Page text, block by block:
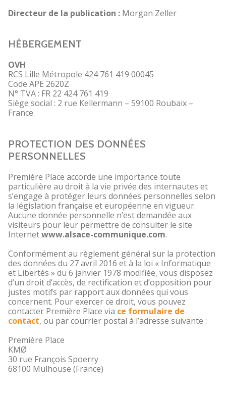
Directeur de la publication : Morgan Zeller
HÉBERGEMENT
OVH
RCS Lille Métropole 424 761 419 00045
Code APE 2620Z
N° TVA : FR 22 424 761 419
Siège social : 2 rue Kellermann – 59100 Roubaix –
France
PROTECTION DES DONNÉES
PERSONNELLES
Première Place accorde une importance toute
particulière au droit à la vie privée des internautes et
s’engage à protéger leurs données personnelles selon
la législation française et européenne en vigueur.
Aucune donnée personnelle n’est demandée aux
visiteurs pour leur permettre de consulter le site
Internetwww.alsace-communique.com.
Conformément au règlement général sur la protection
des données du 27 avril 2016 et à la loi « Informatique
et Libertés » du 6 janvier 1978 modifiée, vous disposez
d’un droit d’accès, de rectification et d’opposition pour
justes motifs par rapport aux données qui vous
concernent. Pour exercer ce droit, vous pouvez
contacter Première Place via ce formulaire de
contact, ou par courrier postal à l’adresse suivante :
Première Place
KMØ
30 rue François Spoerry
68100 Mulhouse (France)